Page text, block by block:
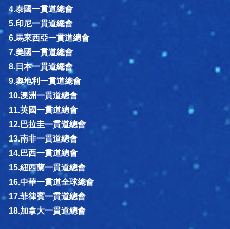
4.泰國一貫道總會
5.印尼一貫道總會
6.馬來西亞一貫道總會
7.美國一貫道總會
8.日本一貫道總會
9.奧地利一貫道總會
10.澳洲一貫道總會
11.英國一貫道總會
12.巴拉圭一貫道總會
13.南非一貫道總會
14.巴西一貫道總會
15.紐西蘭一貫道總會
16.中華一貫道全球總會
17.菲律賓一貫道總會
18.加拿大一貫道總會